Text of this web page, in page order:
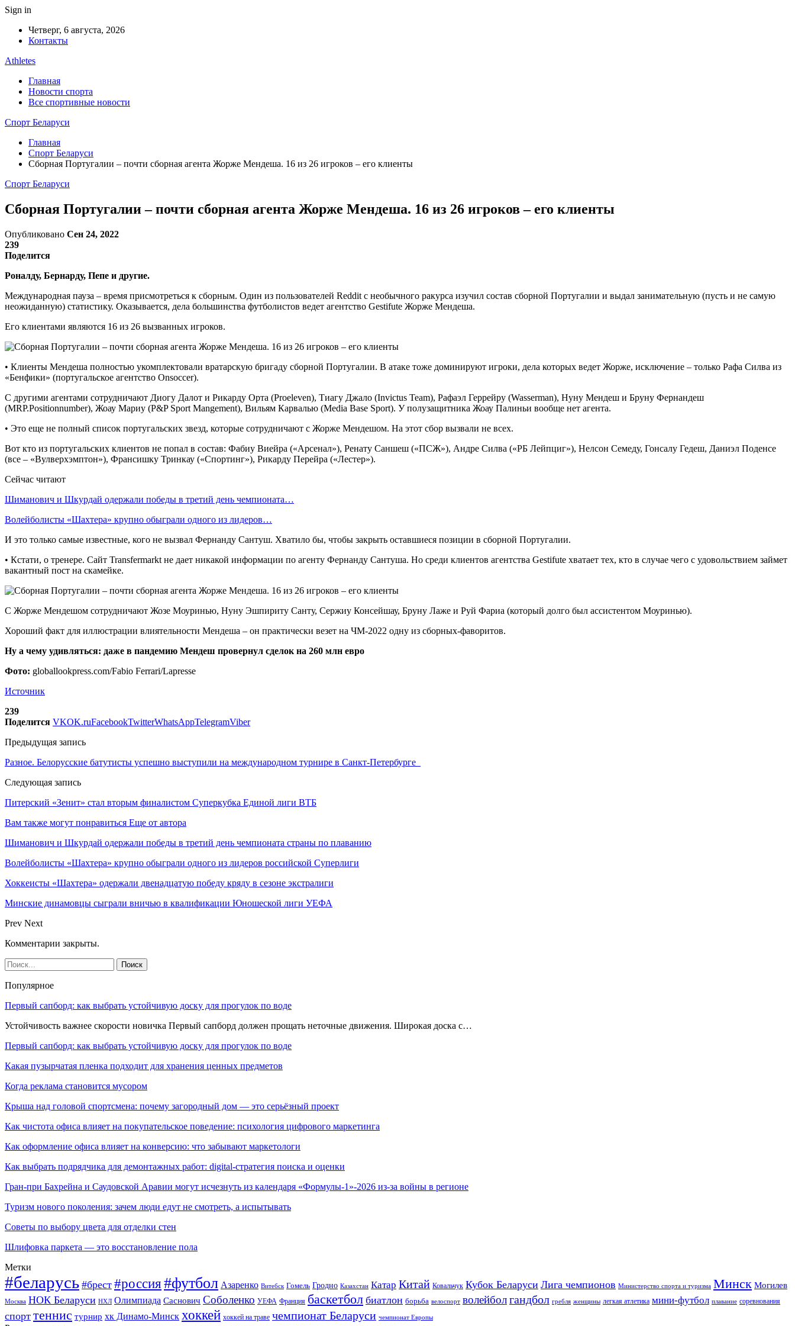
Sign in
Четверг, 6 августа, 2026
Контакты
Athletes
Главная
Новости спорта
Все спортивные новости
Спорт Беларуси
Главная
Спорт Беларуси
Сборная Португалии – почти сборная агента Жорже Мендеша. 16 из 26 игроков – его клиенты
Спорт Беларуси
Сборная Португалии – почти сборная агента Жорже Мендеша. 16 из 26 игроков – его клиенты
Опубликовано Сен 24, 2022
239
Поделится
Роналду, Бернарду, Пепе и другие.
Международная пауза – время присмотреться к сборным. Один из пользователей Reddit с необычного ракурса изучил состав сборной Португалии и выдал занимательную (пусть и не самую
неожиданную) статистику. Оказывается, дела большинства футболистов ведет агентство Gestifute Жорже Мендеша.
Его клиентами являются 16 из 26 вызванных игроков.
• Клиенты Мендеша полностью укомплектовали вратарскую бригаду сборной Португалии. В атаке тоже доминируют игроки, дела которых ведет Жорже, исключение – только Рафа Силва из
«Бенфики» (португальское агентство Onsoccer).
С другими агентами сотрудничают Диогу Далот и Рикарду Орта (Proeleven), Тиагу Джало (Invictus Team), Рафаэл Геррейру (Wasserman), Нуну Мендеш и Бруну Фернандеш
(MRP.Positionnumber), Жоау Мариу (P&P Sport Mangement), Вильям Карвалью (Media Base Sport). У полузащитника Жоау Палиньи вообще нет агента.
• Это еще не полный список португальских звезд, которые сотрудничают с Жорже Мендешом. На этот сбор вызвали не всех.
Вот кто из португальских клиентов не попал в состав: Фабиу Виейра («Арсенал»), Ренату Саншеш («ПСЖ»), Андре Силва («РБ Лейпциг»), Нелсон Семеду, Гонсалу Гедеш, Даниэл Поденсе
(все – «Вулверхэмптон»), Франсишку Тринкау («Спортинг»), Рикарду Перейра («Лестер»).
Сейчас читают
Шиманович и Шкурдай одержали победы в третий день чемпионата…
Волейболисты «Шахтера» крупно обыграли одного из лидеров…
И это только самые известные, кого не вызвал Фернанду Сантуш. Хватило бы, чтобы закрыть оставшиеся позиции в сборной Португалии.
• Кстати, о тренере. Сайт Transfermarkt не дает никакой информации по агенту Фернанду Сантуша. Но среди клиентов агентства Gestifute хватает тех, кто в случае чего с удовольствием займет
вакантный пост на скамейке.
С Жорже Мендешом сотрудничают Жозе Моуринью, Нуну Эшпириту Санту, Сержиу Консейшау, Бруну Лаже и Руй Фариа (который долго был ассистентом Моуринью).
Хороший факт для иллюстрации влиятельности Мендеша – он практически везет на ЧМ-2022 одну из сборных-фаворитов.
Ну а чему удивляться: даже в пандемию Мендеш провернул сделок на 260 млн евро
Фото: globallookpress.com/Fabio Ferrari/Lapresse
Источник
239
Поделится VKOK.ruFacebookTwitterWhatsAppTelegramViber
Предыдущая запись
Разное. Белорусские батутисты успешно выступили на международном турнире в Санкт-Петербурге
Следующая запись
Питерский «Зенит» стал вторым финалистом Суперкубка Единой лиги ВТБ
Вам также могут понравиться Еще от автора
Шиманович и Шкурдай одержали победы в третий день чемпионата страны по плаванию
Волейболисты «Шахтера» крупно обыграли одного из лидеров российской Суперлиги
Хоккеисты «Шахтера» одержали двенадцатую победу кряду в сезоне экстралиги
Минские динамовцы сыграли вничью в квалификации Юношеской лиги УЕФА
Prev Next
Комментарии закрыты.
Популярное
Первый сапборд: как выбрать устойчивую доску для прогулок по воде
Устойчивость важнее скорости новичка Первый сапборд должен прощать неточные движения. Широкая доска с…
Первый сапборд: как выбрать устойчивую доску для прогулок по воде
Какая пузырчатая пленка подходит для хранения ценных предметов
Когда реклама становится мусором
Крыша над головой спортсмена: почему загородный дом — это серьёзный проект
Как чистота офиса влияет на покупательское поведение: психология цифрового маркетинга
Как оформление офиса влияет на конверсию: что забывают маркетологи
Как выбрать подрядчика для демонтажных работ: digital-стратегия поиска и оценки
Гран-при Бахрейна и Саудовской Аравии могут исчезнуть из календаря «Формулы-1»-2026 из-за войны в регионе
Туризм нового поколения: зачем люди едут не смотреть, а испытывать
Советы по выбору цвета для отделки стен
Шлифовка паркета — это восстановление пола
Метки
#беларусь #брест #россия#футбол Азаренко Витебск Гомель Гродно Казахстан Катар Китай Ковальчук Кубок Беларуси Лига чемпионов Министерство спорта и туризма Минск Могилев
Москва НОК Беларуси НХЛ Олимпиада Саснович Соболенко УЕФА Франция баскетбол биатлон борьба велоспорт волейболгандбол гребля женщины легкая атлетика мини-футбол плавание соревнования
спорт теннис турнир хк Динамо-Минск хоккей хоккей на траве чемпионат Беларуси чемпионат Европы